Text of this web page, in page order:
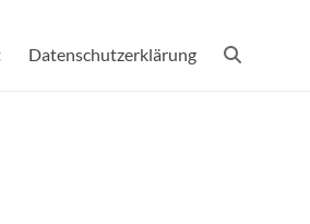
Datenschutzerklärung